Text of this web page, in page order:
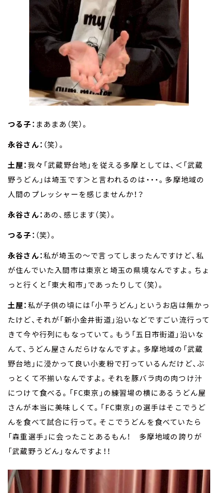
つる子： まあまあ（笑）。
永谷さん： （笑）。
土屋：我々「武蔵野台地」を従える多摩としては、＜「武蔵
野うどん」は埼玉です＞と言われるのは・・・。多摩地域の
人間のプレッシャーを感じませんか！？
永谷さん： あの、感じます（笑）。
つる子： （笑）。
永谷さん：私が埼玉の～で言ってしまったんですけど、私
が住んでいた入間市は東京と埼玉の県境なんですよ。ちょ
っと行くと「東大和市」であったりして（笑）。
土屋：私が子供の頃には「小平うどん」というお店は無かっ
たけど、それが「新小金井街道」沿いなどですごい流行って
きて今や行列にもなっていて。もう「五日市街道」沿いな
んて、うどん屋さんだらけなんですよ。多摩地域の「武蔵
野台地」に浸かって良い小麦粉で打っているんだけど、ぶ
っとくて不揃いなんですよ。それを豚バラ肉の肉つけ汁
につけて食べる。「FC東京」の練習場の横にあるうどん屋
さんが本当に美味しくて。「FC東京」の選手はそこでうど
んを食べて試合に行って。そこでうどんを食べていたら
「森重選手」に会ったことあるもん！ 多摩地域の誇りが
「武蔵野うどん」なんですよ！！